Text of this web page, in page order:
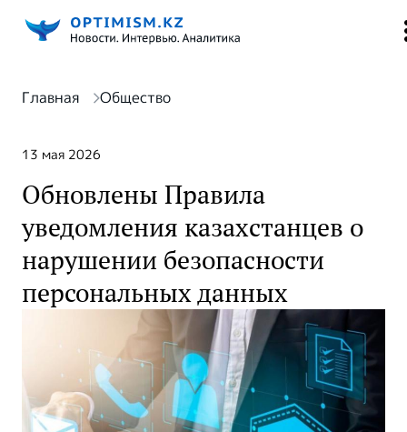
Главная Общество
13 мая 2026
Обновлены Правила
уведомления казахстанцев о
нарушении безопасности
персональных данных